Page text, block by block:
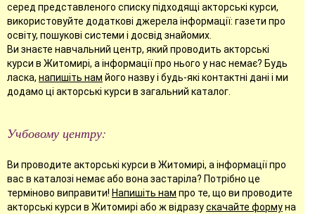
серед представленого списку підходящі акторські курси,
використовуйте додаткові джерела інформації: газети про
освіту, пошукові системи і досвід знайомих.
Ви знаєте навчальний центр, який проводить акторські
курси в Житомирі, а інформації про нього у нас немає? Будь
ласка, напишіть нам його назву і будь-які контактні дані і ми
додамо ці акторські курси в загальний каталог.
Учбовому центру:
Ви проводите акторські курси в Житомирі, а інформації про
вас в каталозі немає або вона застаріла? Потрібно це
терміново виправити! Напишіть нам про те, що ви проводите
акторські курси в Житомирі або ж відразускачайте формуна